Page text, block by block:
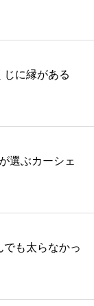
じに縁がある
選ぶカーシェ
も太らなかっ